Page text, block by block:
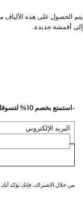
يتم الحصول على هذه الألياف
إلى أقمشة جديدة.
-استمتع بخصم 10% لتسوقك القادم عند اشتراكك في نشرتنا الاخبارية
البريد الإلكتروني
من خلال الاشتراك، فإنك تؤكد